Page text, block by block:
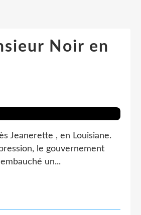
Noir en
Jeanerette , en Louisiane.
le gouvernement
un...